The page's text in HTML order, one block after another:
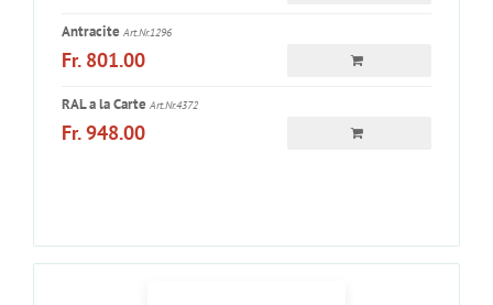
Antracite Art.Nr.1296
Fr. 801.00
RAL a la Carte Art.Nr.4372
Fr. 948.00